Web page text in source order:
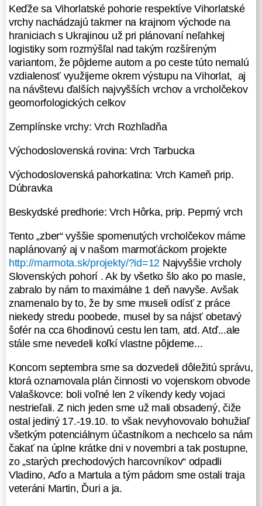
celkov
Zemplínske vrchy: Vrch Rozhľadňa
Východoslovenská rovina: Vrch
Tarbucka
Východoslovenská pahorkatina:
Vrch Kameň prip. Dúbravka
Beskydské predhorie: Vrch Hôrka,
vrcholčekov máme naplánovaný aj v
našom marmoťáckom projekte
http://marmota.sk/projekty/?id=12
Najvyššie vrcholy Slovenských
pohorí . Ak by všetko šlo ako po
masle, zabralo by nám to
maximálne 1 deň navyše. Avšak
znamenalo by to, že by sme museli
odísť z práce niekedy stredu
poobede, musel by sa nájsť obetavý
šofér na cca 6hodinovú cestu len
tam, atd. Atď...ale stále sme
nevedeli koľkí vlastne pôjdeme...
Koncom septembra sme sa
dozvedeli dôležitú správu, ktorá
oznamovala plán činnosti vo
vojenskom obvode Valaškovce: boli
voľné len 2 víkendy kedy vojaci
nestrieľali. Z nich jeden sme už mali
obsadený, čiže ostal jediný
17.-19.10. to však nevyhovovalo
bohužiaľ všetkým potenciálnym
účastníkom a nechcelo sa nám
Keďže sa Vihorlatské pohorie respektíve Vihorlatské
vrchy nachádzajú takmer na krajnom východe na
hraniciach s Ukrajinou už pri plánovaní neľahkej
logistiky som rozmýšľal nad takým rozšíreným
variantom, že pôjdeme autom a po ceste túto nemalú
vzdialenosť využijeme okrem výstupu na Vihorlat, aj
na návštevu ďalších najvyšších vrchov a vrcholčekov
geomorfologických celkov
Zemplínske vrchy: Vrch Rozhľadňa
Východoslovenská rovina: Vrch Tarbucka
Východoslovenská pahorkatina: Vrch Kameň prip.
Dúbravka
Beskydské predhorie: Vrch Hôrka, prip. Peprný vrch
Tento „zber“ vyššie spomenutých vrcholčekov máme
naplánovaný aj v našom marmoťáckom projekte
http://marmota.sk/projekty/?id=12 Najvyššie vrcholy
Slovenských pohorí . Ak by všetko šlo ako po masle,
zabralo by nám to maximálne 1 deň navyše. Avšak
znamenalo by to, že by sme museli odísť z práce
niekedy stredu poobede, musel by sa nájsť obetavý
šofér na cca 6hodinovú cestu len tam, atd. Atď...ale
stále sme nevedeli koľkí vlastne pôjdeme...
Koncom septembra sme sa dozvedeli dôležitú správu,
ktorá oznamovala plán činnosti vo vojenskom obvode
Valaškovce: boli voľné len 2 víkendy kedy vojaci
nestrieľali. Z nich jeden sme už mali obsadený, čiže
ostal jediný 17.-19.10. to však nevyhovovalo bohužiaľ
všetkým potenciálnym účastníkom a nechcelo sa nám
čakať na úplne krátke dni v novembri a tak postupne,
zo „starých prechodových harcovníkov“ odpadli
Vladino, Aďo a Martula a tým pádom sme ostali traja
veteráni Martin, Ďuri a ja.